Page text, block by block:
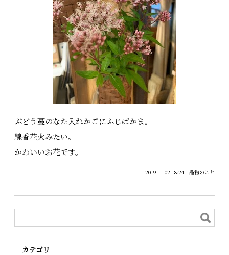
ぶどう蔓のなた入れかごにふじばかま。
線香花火みたい。
かわいいお花です。
2019-11-02 18:24 品物のこと
カテゴリ